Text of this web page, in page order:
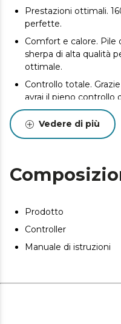
Prestazioni ottimali.
perfette.
Comfort e calore. Pile
sherpa di alta qualità
ottimale.
Controllo totale.
avrai il pieno controllo
personalizzato.
Spegnimento
la coperta elettrica si
Facile da lavare.
comodamente in
Vedere di più
Prodotto
Controller
Manuale di istruzioni